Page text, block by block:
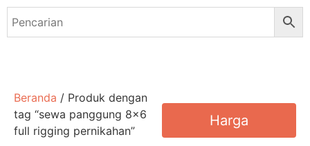
Beranda / Produk dengan
tag “sewa panggung 8x6
full rigging pernikahan”
Harga